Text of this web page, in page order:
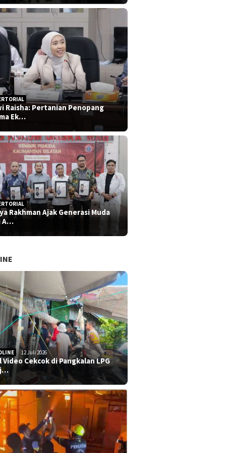
Raisha: Pertanian Penopang
Ek…
Rakhman Ajak Generasi Muda
A…
12 Juli 2026
Video Cekcok di Pangkalan LPG